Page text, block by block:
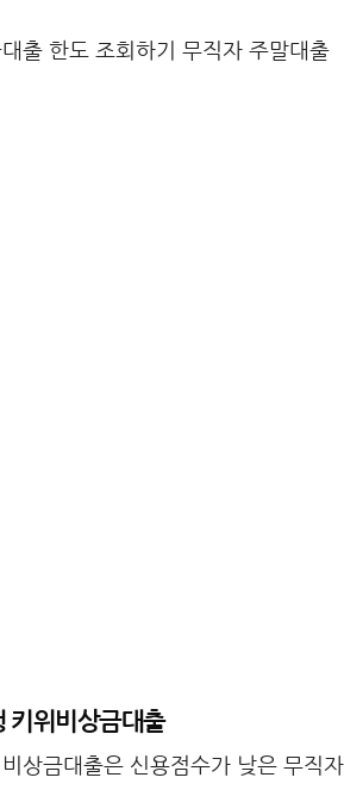
키위비상금대출
상금대출은 신용점수가 낮은 무직자